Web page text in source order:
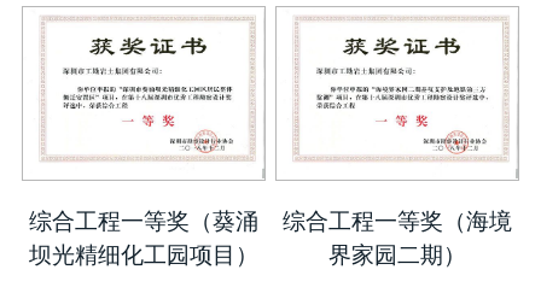
综合工程一等奖（葵涌
坝光精细化工园项目）
综合工程一等奖（海境
界家园二期）